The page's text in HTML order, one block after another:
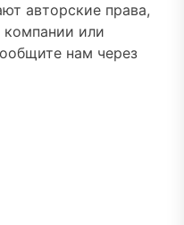
авторские права,
или
нам через